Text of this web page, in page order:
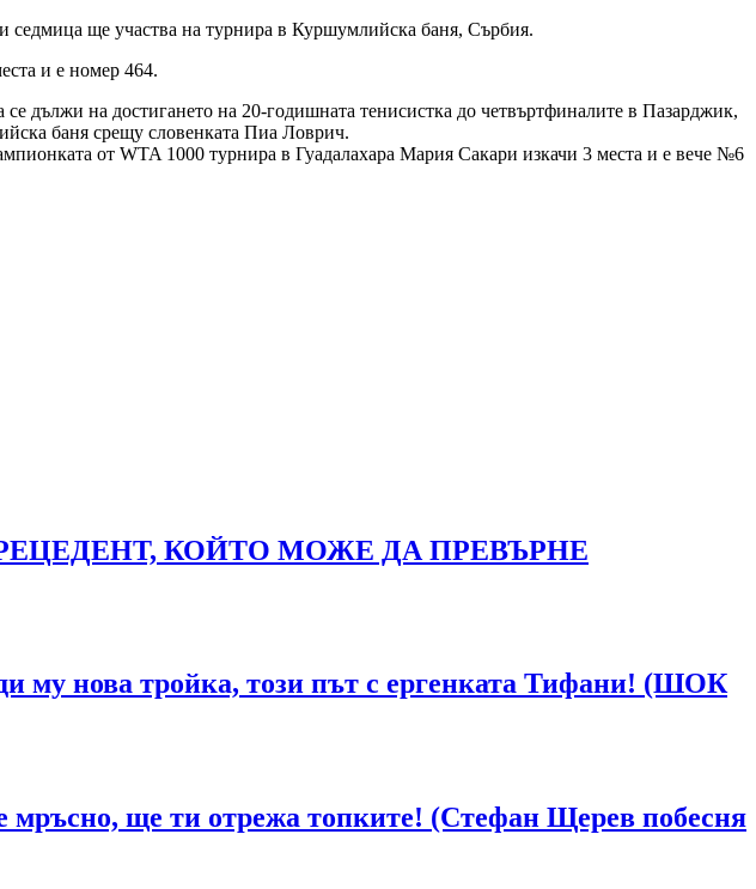
седмица ще участва на турнира в Куршумлийска баня, Сърбия.
и е номер 464.
дължи на достигането на 20-годишната тенисистка до четвъртфиналите в Пазарджик,
баня срещу словенката Пиа Ловрич.
от WTA 1000 турнира в Гуадалахара Мария Сакари изкачи 3 места и е вече №6
КОЙТО МОЖЕ ДА ПРЕВЪРНЕ
му нова тройка, този път с ергенката Тифани! (ШОК
ще ти отрежа топките! (Стефан Щерев побесня